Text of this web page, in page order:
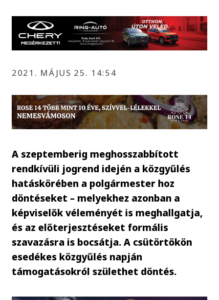
2021. MÁJUS 25. 14:54
A szeptemberig meghosszabbított
rendkívüli jogrend idején a közgyűlés
hatáskörében a polgármester hoz
döntéseket – melyekhez azonban a
képviselők véleményét is meghallgatja,
és az előterjesztéseket formális
szavazásra is bocsátja. A csütörtökön
esedékes közgyűlés napján
támogatásokról születhet döntés.